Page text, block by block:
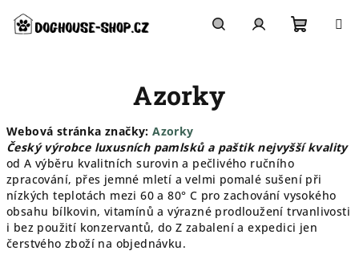
obsah
Azorky
Webová stránka značky:Azorky
Český výrobce luxusních pamlsků a paštik nejvyšší kvality
od A výběru kvalitních surovin a pečlivého ručního
zpracování, přes jemné mletí a velmi pomalé sušení při
nízkých teplotách mezi 60 a 80° C pro zachování vysokého
obsahu bílkovin, vitamínů a výrazné prodloužení trvanlivosti
i bez použití konzervantů, do Z zabalení a expedici jen
čerstvého zboží na objednávku.